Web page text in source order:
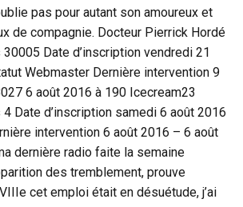
pas pour autant son amoureux et
de compagnie. Docteur Pierrick Hordé
Date d’inscription vendredi 21
Webmaster Dernière intervention 9
6 août 2016 à 190 Icecream23
Date d’inscription samedi 6 août 2016
intervention 6 août 2016 – 6 août
dernière radio faite la semaine
des tremblement, prouve
cet emploi était en désuétude, j’ai